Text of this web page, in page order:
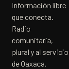
Información libre
que conecta.
Radio
comunitaria,
plural y al servicio
de Oaxaca.